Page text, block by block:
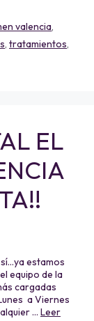
valencia,
, tratamientos,
EL
estamos
equipo de la
cargadas
a Viernes
… Leer